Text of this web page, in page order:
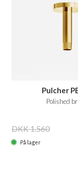
Pulcher
Polished
DKK 1.560
På lager